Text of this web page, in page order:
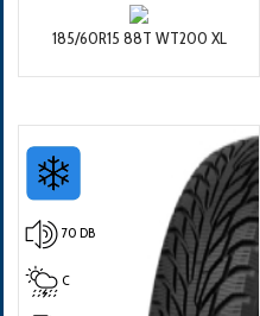
185/60R15 88T WT200 XL
70 DB
C